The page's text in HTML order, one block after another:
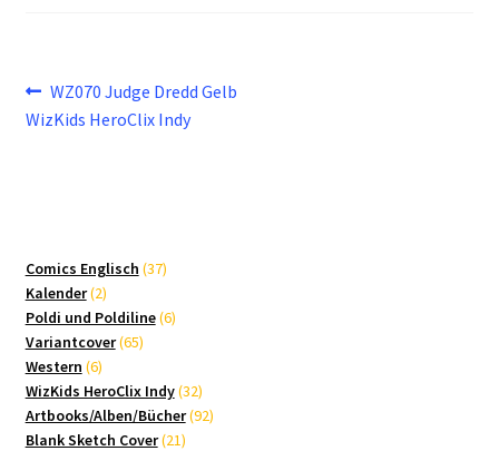
Beitragsnavigation
Vorheriger
Beitrag:
WZ070 Judge Dredd Gelb
WizKids HeroClix Indy
Comics Englisch 3737
Kalender 22
Produkte
Poldi und Poldiline 66
Variantcover 6565
Western 66
Produkte
WizKids HeroClix Indy 3232
Produkte
Artbooks/Alben/Bücher 9292
Blank Sketch Cover 2121